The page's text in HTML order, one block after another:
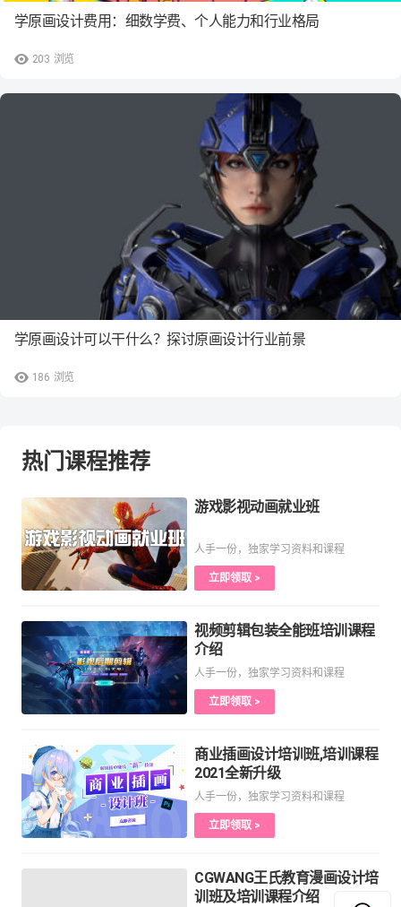
203 浏览
学原画设计费用：细数学费、个人能力和行业格局
186 浏览
学原画设计可以干什么？探讨原画设计行业前景
热门课程推荐
游戏影视动画就业班
人手一份，独家学习资料和课程
立即领取 >
视频剪辑包装全能班培训课程
介绍
人手一份，独家学习资料和课程
立即领取 >
商业插画设计培训班,培训课程
2021全新升级
人手一份，独家学习资料和课程
立即领取 >
CGWANG王氏教育漫画设计培
训班及培训课程介绍